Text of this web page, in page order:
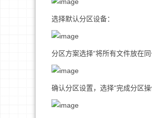
选择默认分区设备：
分区方案选择“将所有文件放在同
确认分区设置，选择“完成分区操